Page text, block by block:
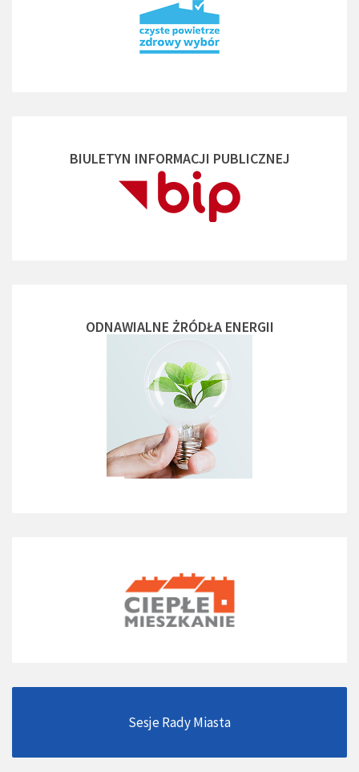
BIULETYN INFORMACJI PUBLICZNEJ
ODNAWIALNE ŻRÓDŁA ENERGII
Sesje Rady Miasta